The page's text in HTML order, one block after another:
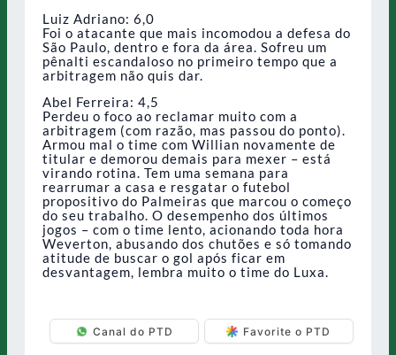
Luiz Adriano: 6,0
Foi o atacante que mais incomodou a defesa do
São Paulo, dentro e fora da área. Sofreu um
pênalti escandaloso no primeiro tempo que a
arbitragem não quis dar.
Abel Ferreira: 4,5
Perdeu o foco ao reclamar muito com a
arbitragem (com razão, mas passou do ponto).
Armou mal o time com Willian novamente de
titular e demorou demais para mexer – está
virando rotina. Tem uma semana para
rearrumar a casa e resgatar o futebol
propositivo do Palmeiras que marcou o começo
do seu trabalho. O desempenho dos últimos
jogos – com o time lento, acionando toda hora
Weverton, abusando dos chutões e só tomando
atitude de buscar o gol após ficar em
desvantagem, lembra muito o time do Luxa.
Canal do PTD Favorite o PTD